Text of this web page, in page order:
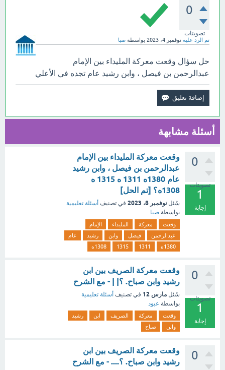
0
تصويتات
تم الرد عليه نوفمبر 4، 2023 بواسطة صبا
حل سؤال وقعت معركة المليداء بين الإمام
عبدالرحمن بن فيصل ، وابن رشيد عام تجده في الأعلي
أسئلة مشابهة
0
تصويتات
1
إجابة
وقعت معركة المليداء بين الإمام
عبدالرحمن بن فيصل ، وابن رشيد
عام 1380ه 1311 ه 1315 ه
1308ه؟ [تم الحل]
سُئل نوفمبر 8، 2023 في تصنيف أسئلة تعليمية
بواسطة صبا
وقعت معركة المليداء
الإمام
عبدالرحمن
فيصل وابن رشيد
عام
1380ه
1311
1315 1308ه
0
تصويتات
1
إجابة
وقعت معركة الصريف بين ابن
رشيد وابن صباح. ؟| | - مع الشرح
سُئل مارس 12 في تصنيف أسئلة تعليمية
بواسطة عبود
وقعت معركة الصريف ابن
رشيد
وابن
صباح
0
وقعت معركة الصريف بين ابن
رشيد وابن صباح. ؟.... - مع الشرح